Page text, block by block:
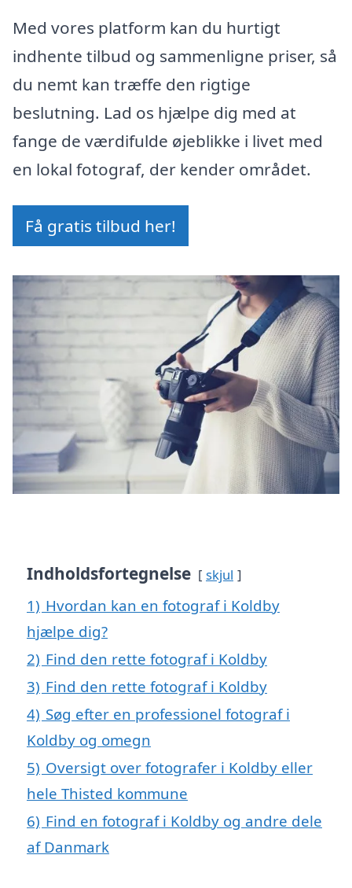
Med vores platform kan du hurtigt
indhente tilbud og sammenligne priser, så
du nemt kan træffe den rigtige
beslutning. Lad os hjælpe dig med at
fange de værdifulde øjeblikke i livet med
en lokal fotograf, der kender området.
Få gratis tilbud her!
Indholdsfortegnelse skjul
1) Hvordan kan en fotograf i Koldby
hjælpe dig?
2) Find den rette fotograf i Koldby
3) Find den rette fotograf i Koldby
4) Søg efter en professionel fotograf i
Koldby og omegn
5) Oversigt over fotografer i Koldby eller
hele Thisted kommune
6) Find en fotograf i Koldby og andre dele
af Danmark